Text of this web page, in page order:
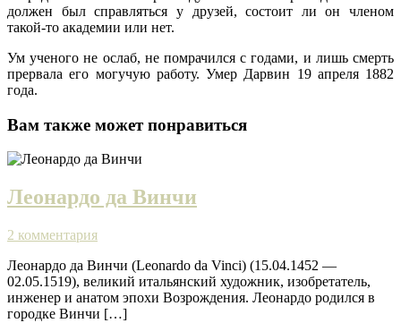
должен был справляться у друзей, состоит ли он членом
такой-то академии или нет.
Ум ученого не ослаб, не помрачился с годами, и лишь смерть
прервала его могучую работу. Умер Дарвин 19 апреля 1882
года.
Вам также может понравиться
Леонардо да Винчи
2 комментария
Леонардо да Винчи (Leonardo da Vinci) (15.04.1452 —
02.05.1519), великий итальянский художник, изобретатель,
инженер и анатом эпохи Возрождения. Леонардо родился в
городке Винчи […]